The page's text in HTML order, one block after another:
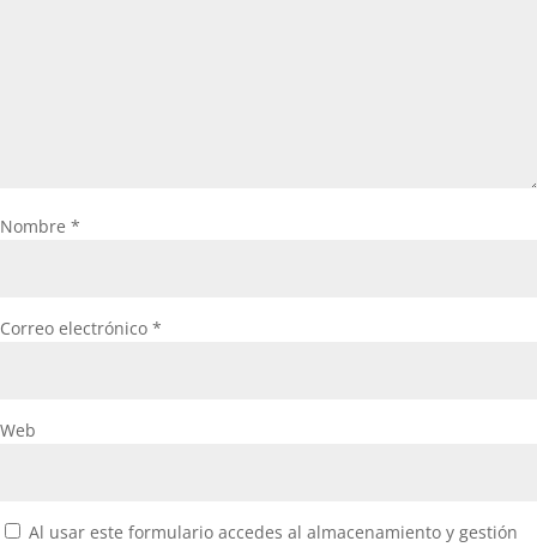
Nombre *
Correo electrónico *
Web
Al usar este formulario accedes al almacenamiento y gestión